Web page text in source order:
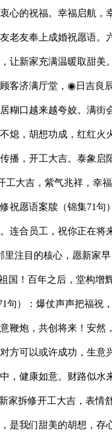
心的祝福。幸福启航
老友奉上成婚祝愿语
让新家充满温暖取甜
客济满厅堂，◉日吉
糊口越来越夸姣。满
熄，胡想功成，红红
播，开工大吉。泰象
大吉，紫气兆祥，幸
祝愿语案牍（锦集71
连合员工，祝你正在
注目的核心，愿新家
！百年之后，堂构增
句）：爆仗声声把福
鞭炮，共创将来！安
方可以或许成功，生
，健康如意。财路似
家拆修开工大吉，表
是我们甜美的胡想，